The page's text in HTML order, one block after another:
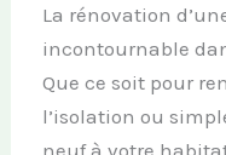
La rénovation
incontournable
Que ce soit pour
l’isolation ou
neuf à votre